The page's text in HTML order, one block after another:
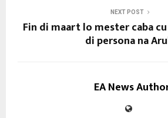
NEXT POST
Fin di maart lo mester caba
di persona na
EA News